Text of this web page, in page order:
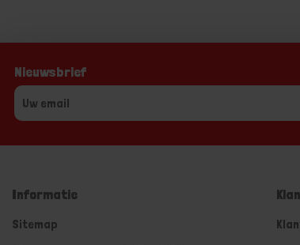
Nieuwsbrief
Informatie
Sitemap